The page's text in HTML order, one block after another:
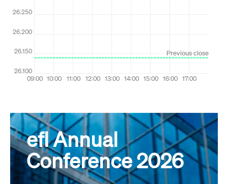
efl Annual
Conference 2026